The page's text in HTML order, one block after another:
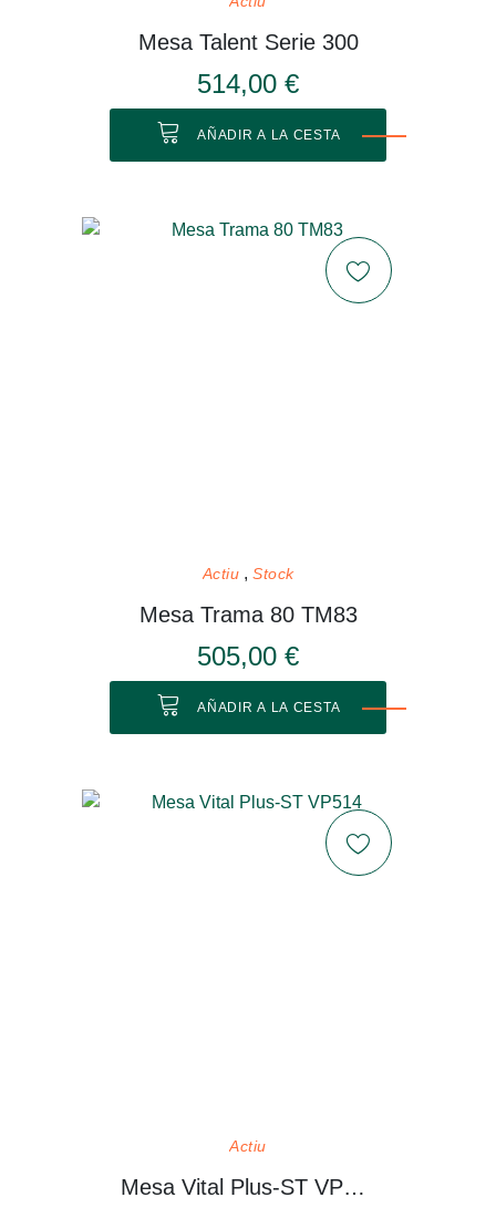
Mesa Talent Serie 300
514,00 €
AÑADIR A LA CESTA
Actiu Stock
Mesa Trama 80 TM83
505,00 €
AÑADIR A LA CESTA
Actiu
Mesa Vital Plus-ST VP514